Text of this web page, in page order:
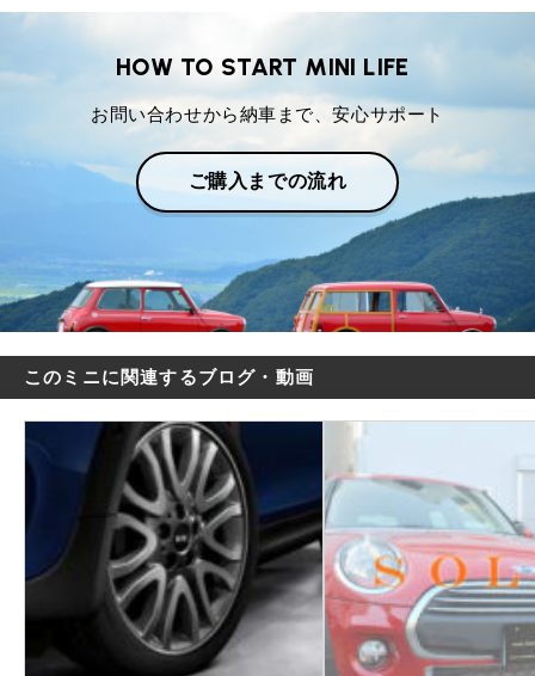
HOW TO START MINI LIFE
お問い合わせから納車まで、安心サポート
ご購入までの流れ
このミニに関連するブログ・動画